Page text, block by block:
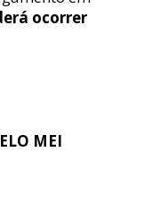
ocorrer
MEI